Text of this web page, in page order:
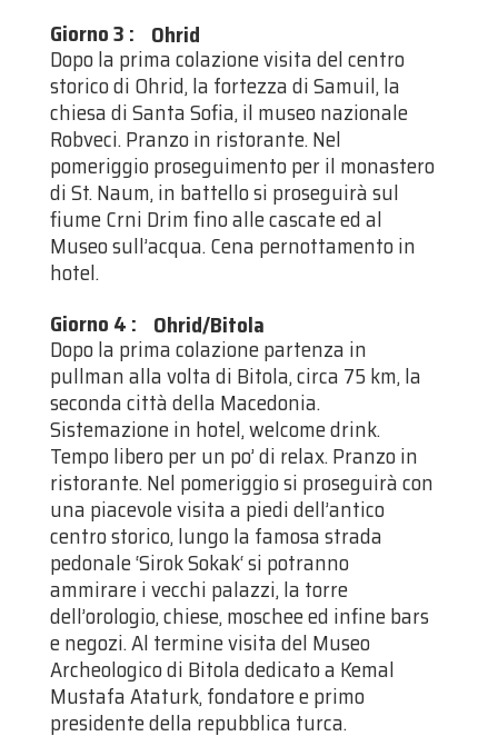
Giorno 3 : Ohrid
Dopo la prima colazione visita del centro
storico di Ohrid, la fortezza di Samuil, la
chiesa di Santa Sofia, il museo nazionale
Robveci. Pranzo in ristorante. Nel
pomeriggio proseguimento per il monastero
di St. Naum, in battello si proseguirà sul
fiume Crni Drim fino alle cascate ed al
Museo sull’acqua. Cena pernottamento in
hotel.
Giorno 4 : Ohrid/Bitola
Dopo la prima colazione partenza in
pullman alla volta di Bitola, circa 75 km, la
seconda città della Macedonia.
Sistemazione in hotel, welcome drink.
Tempo libero per un po’ di relax. Pranzo in
ristorante. Nel pomeriggio si proseguirà con
una piacevole visita a piedi dell’antico
centro storico, lungo la famosa strada
pedonale ‘Sirok Sokak‘ si potranno
ammirare i vecchi palazzi, la torre
dell’orologio, chiese, moschee ed infine bars
e negozi. Al termine visita del Museo
Archeologico di Bitola dedicato a Kemal
Mustafa Ataturk, fondatore e primo
presidente della repubblica turca.